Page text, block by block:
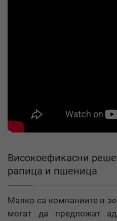
Високоефикасни
рапица и пшеница
Малко са компаниите в
могат да предложат